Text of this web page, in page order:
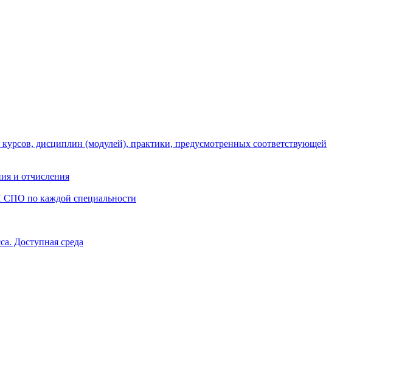
дисциплин (модулей), практики, предусмотренных соответствующей
и отчисления
СПО по каждой специальности
Доступная среда